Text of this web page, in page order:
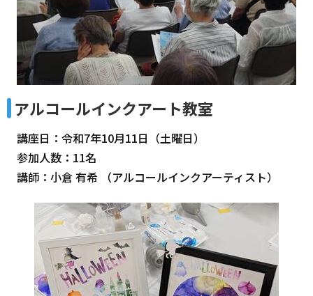
アルコールインクアート教室
講座日：令和7年10月11日（土曜日）
参加人数：11名
講師：小倉 有希 （アルコールインクアーティスト）